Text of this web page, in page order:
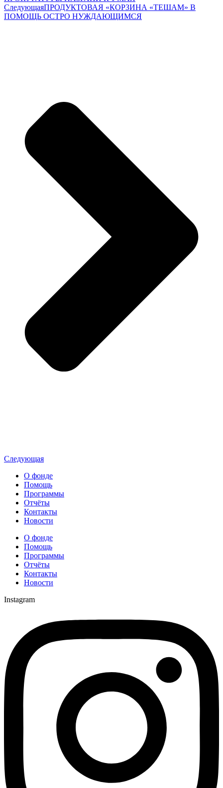
СледующаяПРОДУКТОВАЯ «КОРЗИНА «ТЕШАМ» В
ПОМОЩЬ ОСТРО НУЖДАЮЩИМСЯ
Следующая
О фонде
Помощь
Программы
Отчёты
Контакты
Новости
О фонде
Помощь
Программы
Отчёты
Контакты
Новости
Instagram